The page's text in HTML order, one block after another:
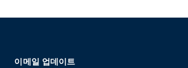
이메일 업데이트